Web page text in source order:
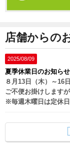
店舗からの
2025/08/09
夏季休業日のお知らせ
８月13日（木）～16
ご不便お掛けします
※毎週木曜日は定休日